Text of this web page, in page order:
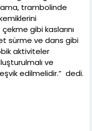
trambolinde
gibi kaslarını
sürme ve dans gibi
aktiviteler
ve
edilmelidir.” dedi.